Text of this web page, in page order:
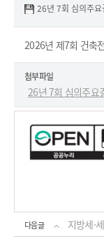
26년 7회 심의주
2026년 제7회 건축
첨부파일
26년 7회 심의주
다음글 지방세·